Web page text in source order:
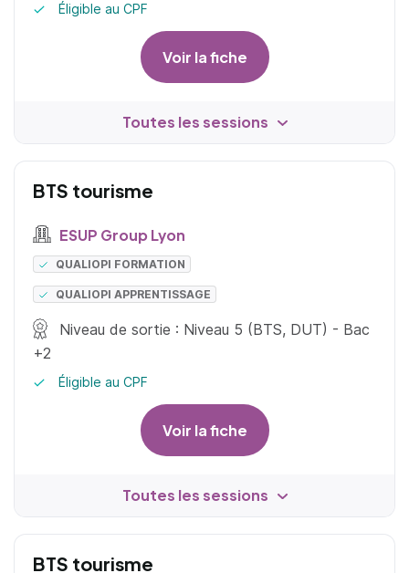
Éligible au CPF
Voir la fiche
Toutes les sessions
BTS tourisme
ESUP Group Lyon
QUALIOPI FORMATION
QUALIOPI APPRENTISSAGE
Niveau de sortie : Niveau 5 (BTS, DUT) - Bac
+2
Éligible au CPF
Voir la fiche
Toutes les sessions
BTS tourisme